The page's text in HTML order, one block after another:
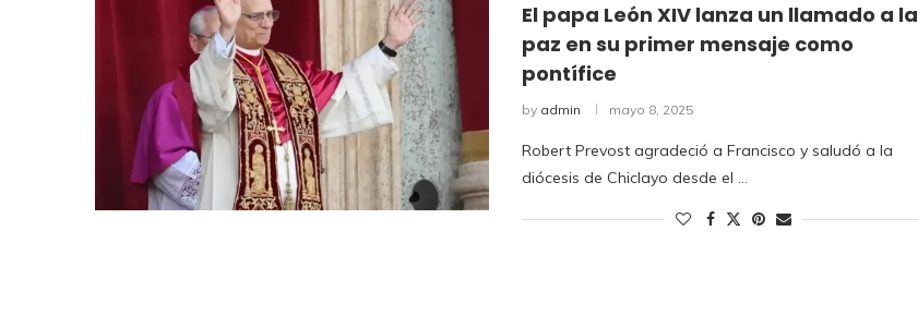
El papa León XIV lanza un llamado a la
paz en su primer mensaje como
pontífice
by admin mayo 8, 2025
Robert Prevost agradeció a Francisco y saludó a la
diócesis de Chiclayo desde el …